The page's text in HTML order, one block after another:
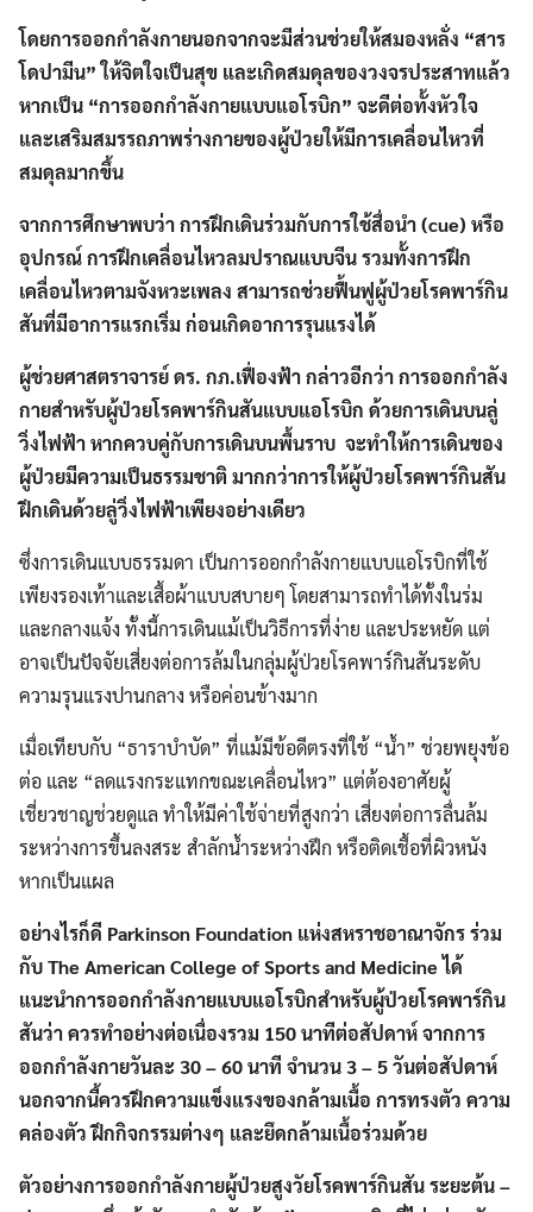
โดยการออกกำลังกายนอกจากจะมีส่วนช่วยให้สมองหลั่ง “สาร
โดปามีน” ให้จิตใจเป็นสุข และเกิดสมดุลของวงจรประสาทแล้ว
หากเป็น “การออกกำลังกายแบบแอโรบิก” จะดีต่อทั้งหัวใจ
และเสริมสมรรถภาพร่างกายของผู้ป่วยให้มีการเคลื่อนไหวที่
สมดุลมากขึ้น
จากการศึกษาพบว่า การฝึกเดินร่วมกับการใช้สื่อนำ (cue) หรือ
อุปกรณ์ การฝึกเคลื่อนไหวลมปราณแบบจีน รวมทั้งการฝึก
เคลื่อนไหวตามจังหวะเพลง สามารถช่วยฟื้นฟูผู้ป่วยโรคพาร์กิน
สันที่มีอาการแรกเริ่ม ก่อนเกิดอาการรุนแรงได้
ผู้ช่วยศาสตราจารย์ ดร. กภ.เฟื่องฟ้า กล่าวอีกว่า การออกกำลัง
กายสำหรับผู้ป่วยโรคพาร์กินสันแบบแอโรบิก ด้วยการเดินบนลู่
วิ่งไฟฟ้า หากควบคู่กับการเดินบนพื้นราบ จะทำให้การเดินของ
ผู้ป่วยมีความเป็นธรรมชาติ มากกว่าการให้ผู้ป่วยโรคพาร์กินสัน
ฝึกเดินด้วยลู่วิ่งไฟฟ้าเพียงอย่างเดียว
ซึ่งการเดินแบบธรรมดา เป็นการออกกำลังกายแบบแอโรบิกที่ใช้
เพียงรองเท้าและเสื้อผ้าแบบสบายๆ โดยสามารถทำได้ทั้งในร่ม
และกลางแจ้ง ทั้งนี้การเดินแม้เป็นวิธีการที่ง่าย และประหยัด แต่
อาจเป็นปัจจัยเสี่ยงต่อการล้มในกลุ่มผู้ป่วยโรคพาร์กินสันระดับ
ความรุนแรงปานกลาง หรือค่อนข้างมาก
เมื่อเทียบกับ “ธาราบำบัด” ที่แม้มีข้อดีตรงที่ใช้ “น้ำ” ช่วยพยุงข้อ
ต่อ และ “ลดแรงกระแทกขณะเคลื่อนไหว” แต่ต้องอาศัยผู้
เชี่ยวชาญช่วยดูแล ทำให้มีค่าใช้จ่ายที่สูงกว่า เสี่ยงต่อการลื่นล้ม
ระหว่างการขึ้นลงสระ สำลักน้ำระหว่างฝึก หรือติดเชื้อที่ผิวหนัง
หากเป็นแผล
อย่างไรก็ดี Parkinson Foundation แห่งสหราชอาณาจักร ร่วม
กับ The American College of Sports and Medicine ได้
แนะนำการออกกำลังกายแบบแอโรบิกสำหรับผู้ป่วยโรคพาร์กิน
สันว่า ควรทำอย่างต่อเนื่องรวม 150 นาทีต่อสัปดาห์ จากการ
ออกกำลังกายวันละ 30 – 60 นาที จำนวน 3 – 5 วันต่อสัปดาห์
นอกจากนี้ควรฝึกความแข็งแรงของกล้ามเนื้อ การทรงตัว ความ
คล่องตัว ฝึกกิจกรรมต่างๆ และยึดกล้ามเนื้อร่วมด้วย
ตัวอย่างการออกกำลังกายผู้ป่วยสูงวัยโรคพาร์กินสัน ระยะต้น –